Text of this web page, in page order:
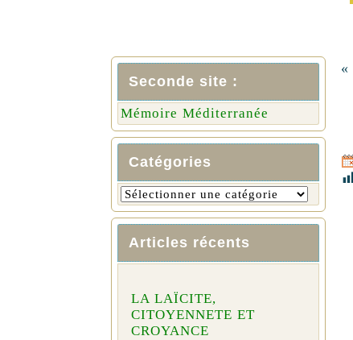
Seconde site :
Mémoire Méditerranée
Catégories
Articles récents
LA LAÏCITE,
CITOYENNETE ET
CROYANCE
«